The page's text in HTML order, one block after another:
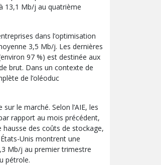
13,1 Mb/j au quatrième
dans l’optimisation
3,5 Mb/j. Les dernières
97 %) est destinée aux
brut. Dans un contexte de
de l’oléoduc
le marché. Selon l’AIE, les
rapport au mois précédent,
des coûts de stockage,
Unis montrent une
Mb/j au premier trimestre
pétrole.